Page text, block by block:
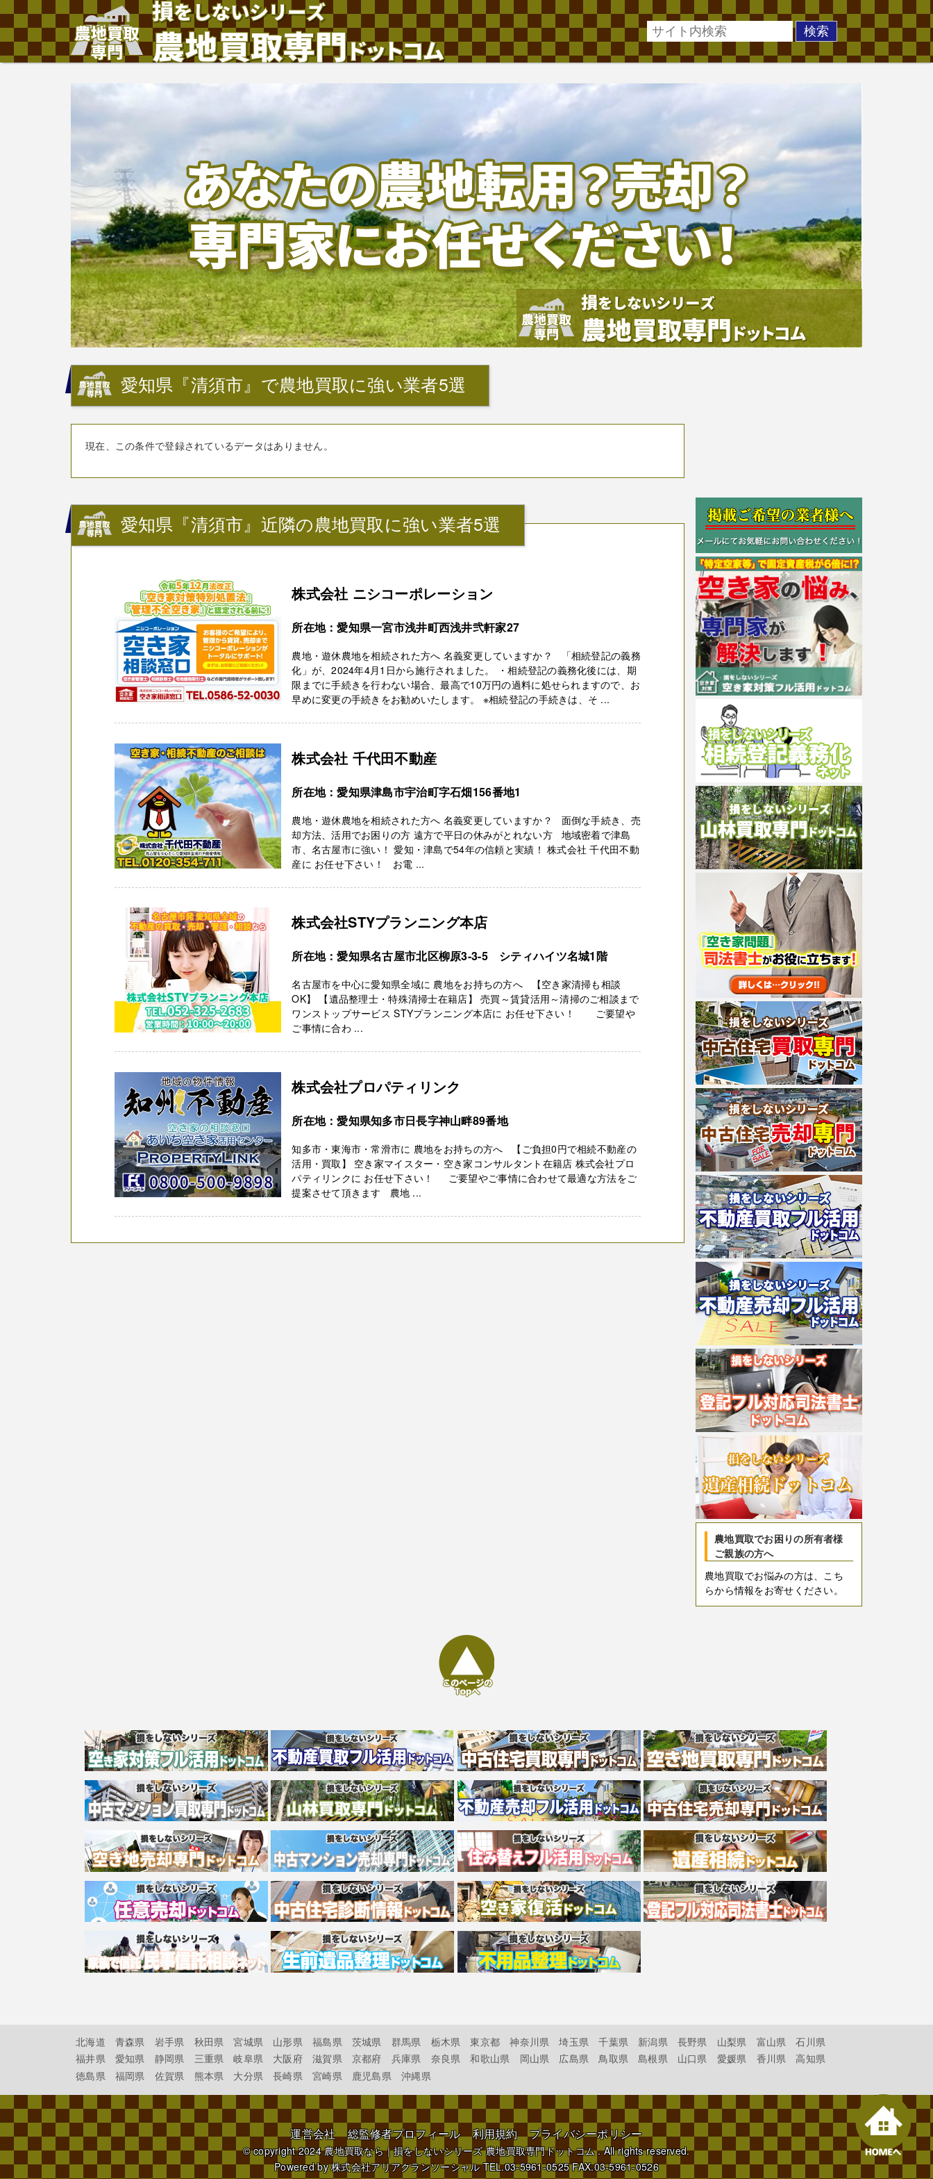
愛知県『清須市』で農地買取に強い業者5選
現在、この条件で登録されているデータはありません。
愛知県『清須市』近隣の農地買取に強い業者5選
株式会社 ニシコーポレーション
所在地：愛知県一宮市浅井町西浅井弐軒家27
農地・遊休農地を相続された方へ 名義変更していますか？ 「相続登記の義務
化」が、2024年4月1日から施行されました。 ・相続登記の義務化後には、期
限までに手続きを行わない場合、最高で10万円の過料に処せられますので、お
早めに変更の手続きをお勧めいたします。 ※相続登記の手続きは、そ ...
株式会社 千代田不動産
所在地：愛知県津島市宇治町字石畑156番地1
農地・遊休農地を相続された方へ 名義変更していますか？ 面倒な手続き、売
却方法、活用でお困りの方 遠方で平日の休みがとれない方 地域密着で津島
市、名古屋市に強い！ 愛知・津島で54年の信頼と実績！ 株式会社 千代田不動
産に お任せ下さい！ お電 ...
株式会社STYプランニング本店
所在地：愛知県名古屋市北区柳原3-3-5 シティハイツ名城1階
名古屋市を中心に愛知県全域に 農地をお持ちの方へ 【空き家清掃も相談
OK】 【遺品整理士・特殊清掃士在籍店】 売買～賃貸活用～清掃のご相談まで
ワンストップサービス STYプランニング本店に お任せ下さい！ ご要望や
ご事情に合わ ...
株式会社プロパティリンク
所在地：愛知県知多市日長字神山畔89番地
知多市・東海市・常滑市に 農地をお持ちの方へ 【ご負担0円で相続不動産の
活用・買取】 空き家マイスター・空き家コンサルタント在籍店 株式会社プロ
パティリンクに お任せ下さい！ ご要望やご事情に合わせて最適な方法をご
提案させて頂きます 農地 ...
農地買取でお困りの所有者様
ご親族の方へ
農地買取でお悩みの方は、こち
らから情報をお寄せください。
北海道 青森県 岩手県 秋田県 宮城県 山形県 福島県 茨城県 群馬県 栃木県 東京都 神奈川県 埼玉県 千葉県 新潟県 長野県 山梨県 富山県
石川県
福井県
愛知県 静岡県 三重県 岐阜県 大阪府 滋賀県 京都府 兵庫県 奈良県 和歌山県 岡山県 広島県 鳥取県 島根県 山口県 愛媛県 香川県
高知県
徳島県
福岡県 佐賀県 熊本県 大分県 長崎県 宮崎県 鹿児島県 沖縄県
運営会社 総監修者プロフィール 利用規約 プライバシーポリシー
© copyright 2024農地買取なら｜損をしないシリーズ 農地買取専門ドットコム. All rights reserved.
Powered by株式会社アリアクランソーシャルTEL.03-5961-0525 FAX.03-5961-0526